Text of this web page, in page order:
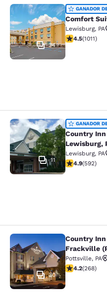
Comfort Suites
34
GANADOR
Comfort
Lewisburg, PA
calificación de
4.5(1011)
Country Inn &
11
GANADOR
Country Inn
Lewisburg,
Lewisburg, PA
calificación
4.9(592)
Country Inn &
30
Country Inn
Frackville
Pottsville, PA
calificación
4.2(268)